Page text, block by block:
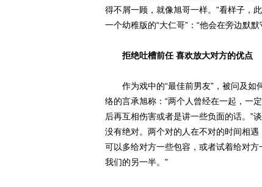
得不屑一顾，就像旭哥一样。”看样子，
一个幼稚版的“大仁哥”：“他会在旁边默
拒绝吐槽前任 喜欢放大对方的优点
作为戏中的“最佳前男友”，被问及如
络的言承旭称：“两个人曾经在一起，一
后再互相伤害或者是讲一些负面的话。”
没有绝对。两个对的人在不对的时间相
可以多给对方一些包容，或者试着给对
我们的另一半。”